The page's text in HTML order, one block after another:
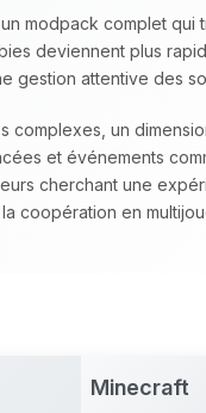
modpack complet qui
deviennent plus
gestion attentive des
complexes, un
et événements
cherchant une
coopération en
Minecraft